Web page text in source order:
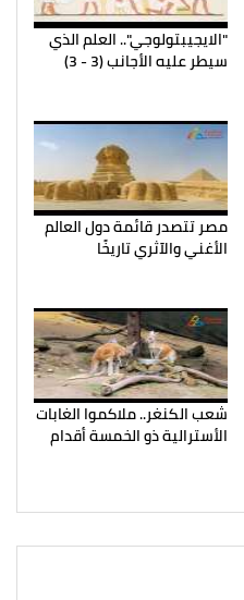
"الايجيبتولوجي".. العلم الذي
سيطر عليه الأجانب (3 - 3)
مصر تتصدر قائمة دول العالم
الأغني والآثري تاريخًا
شعب الكنغر.. ملاكموا الغابات
الأسترالية ذو الخمسة أقدام